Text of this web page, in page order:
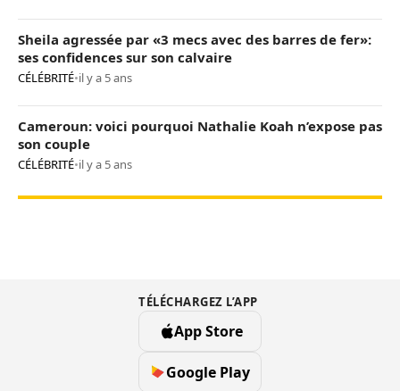
Sheila agressée par «3 mecs avec des barres de fer»:
ses confidences sur son calvaire
CÉLÉBRITÉ•il y a 5 ans
Cameroun: voici pourquoi Nathalie Koah n’expose pas
son couple
CÉLÉBRITÉ•il y a 5 ans
TÉLÉCHARGEZ L’APP
App Store
Google Play